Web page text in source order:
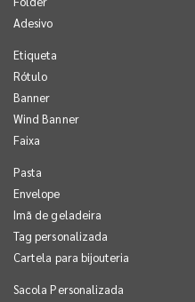
Adesivo
Etiqueta
Rótulo
Banner
Wind Banner
Faixa
Pasta
Envelope
Imã de geladeira
Tag personalizada
Cartela para bijouteria
Sacola Personalizada